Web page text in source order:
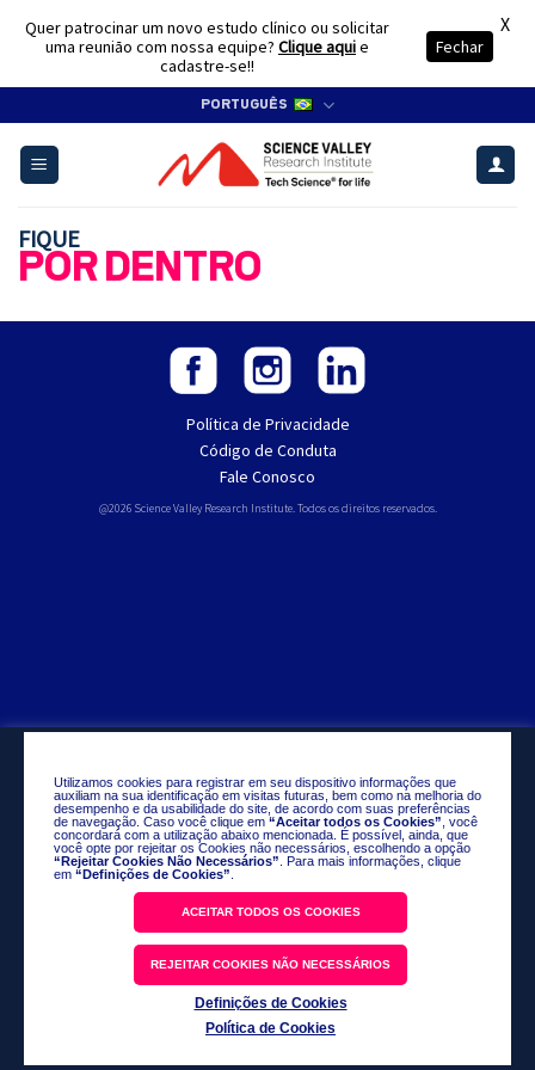
content
PORTUGUÊS
FIQUE
POR DENTRO
Política de Privacidade
Código de Conduta
Fale Conosco
@2026 Science Valley Research Institute. Todos os direitos reservados.
Utilizamos cookies para registrar em seu dispositivo informações que
auxiliam na sua identificação em visitas futuras, bem como na melhoria do
desempenho e da usabilidade do site, de acordo com suas preferências
de navegação. Caso você clique em “Aceitar todos os Cookies” , você
concordará com a utilização abaixo mencionada. É possível, ainda, que
você opte por rejeitar os Cookies não necessários, escolhendo a opção
“Rejeitar Cookies Não Necessários” . Para mais informações, clique
em “Definições de Cookies”
ACEITAR TODOS OS COOKIES
REJEITAR COOKIES NÃO NECESSÁRIOS
Definições de Cookies
Política de Cookies
Quer patrocinar um novo estudo clínico ou solicitar
uma reunião com nossa equipe? Clique aquie
cadastre-se!!
Fechar
X